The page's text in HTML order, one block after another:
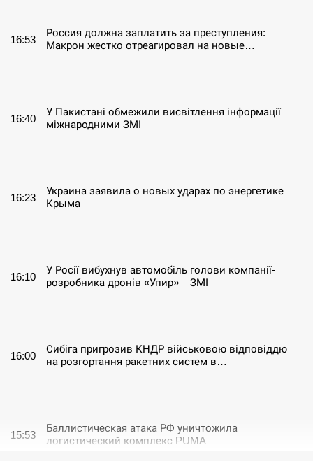
16:53
Россия должна заплатить за преступления:
Макрон жестко отреагировал на новые…
16:40
У Пакистані обмежили висвітлення інформації
міжнародними ЗМІ
16:23
Украина заявила о новых ударах по энергетике
Крыма
16:10
У Росії вибухнув автомобіль голови компанії-
розробника дронів «Упир» – ЗМІ
16:00
Сибіга пригрозив КНДР військовою відповіддю
на розгортання ракетних систем в…
15:53
Баллистическая атака РФ уничтожила
логистический комплекс PUMA